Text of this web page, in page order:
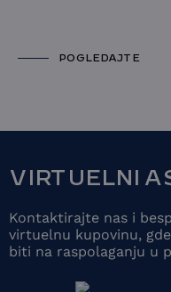
POGLEDAJTE
VIRTUELNI
Kontaktirajte nas i
virtuelnu kupovinu,
biti na raspolaganju u